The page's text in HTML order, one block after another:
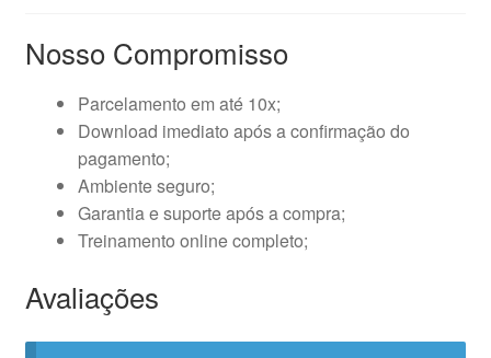
Nosso Compromisso
Parcelamento em até 10x;
Download imediato após a confirmação do
pagamento;
Ambiente seguro;
Garantia e suporte após a compra;
Treinamento online completo;
Avaliações